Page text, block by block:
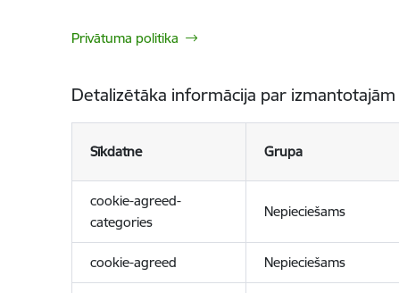
Privātuma politika
Detalizētāka informācija par
Sīkdatne Grupa
cookie-agreed-
categories
Nepieciešams
cookie-agreed Nepieciešams